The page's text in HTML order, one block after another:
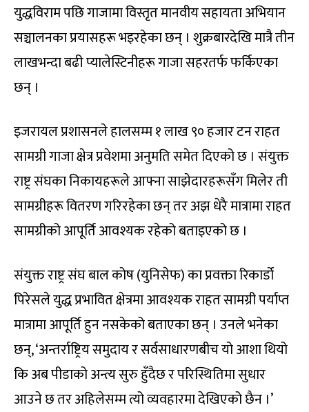
युद्धविराम पछि गाजामा विस्तृत मानवीय सहायता अभियान
सञ्चालनका प्रयासहरू भइरहेका छन् । शुक्रबारदेखि मात्रै तीन
लाखभन्दा बढी प्यालेस्टिनीहरू गाजा सहरतर्फ फर्किएका
छन् ।
इजरायल प्रशासनले हालसम्म १ लाख ९० हजार टन राहत
सामग्री गाजा क्षेत्र प्रवेशमा अनुमति समेत दिएको छ । संयुक्त
राष्ट्र संघका निकायहरूले आफ्ना साझेदारहरूसँग मिलेर ती
सामग्रीहरू वितरण गरिरहेका छन् तर अझ धेरै मात्रामा राहत
सामग्रीको आपूर्ति आवश्यक रहेको बताइएको छ ।
संयुक्त राष्ट्र संघ बाल कोष (युनिसेफ) का प्रवक्ता रिकार्डो
पिरेसले युद्ध प्रभावित क्षेत्रमा आवश्यक राहत सामग्री पर्याप्त
मात्रामा आपूर्ति हुन नसकेको बताएका छन् । उनले भनेका
छन्, ‘अन्तर्राष्ट्रिय समुदाय र सर्वसाधारणबीच यो आशा थियो
कि अब पीडाको अन्त्य सुरु हुँदैछ र परिस्थितिमा सुधार
आउने छ तर अहिलेसम्म त्यो व्यवहारमा देखिएको छैन ।’